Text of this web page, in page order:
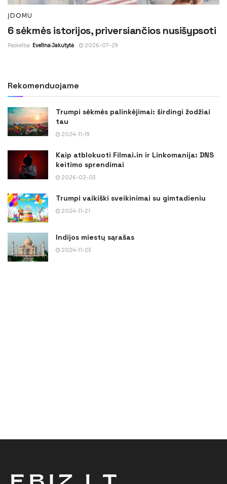
ĮDOMU
6 sėkmės istorijos, priversiančios nusišypsoti
Paskelbė Evelina Jakutytė 2026-07-29
Rekomenduojame
Trumpi sėkmės palinkėjimai: širdingi žodžiai
tau
2024-11-19
Kaip atblokuoti Filmai.in ir Linkomanija: DNS
keitimo sprendimai
2026-02-03
Trumpi vaikiški sveikinimai su gimtadieniu
2024-11-21
Indijos miestų sąrašas
2024-11-23